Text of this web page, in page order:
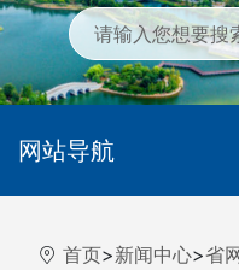
网站导航
首页>新闻中心>省